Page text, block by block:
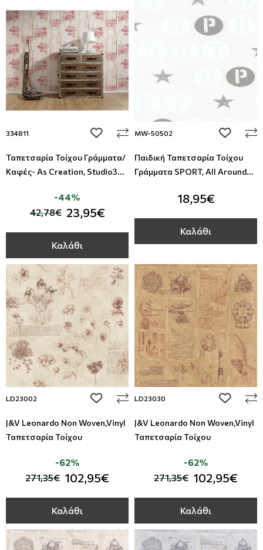
334811 add to wishlist
Ταπετσαρία Τοίχου Γράμματα/
Καφές- As Creation, Studio360
42,78€ 23,95€
-44%
Καλάθι
MW-50502 add to
Παιδική Ταπετσαρία Τοίχου
Γράμματα SPORT, All Around
18,95€
Καλάθι
LD23002 add to wishlist
J&V Leonardo Non Woven,Vinyl
Ταπετσαρία Τοίχου
271,35€ 102,95€
-62%
Καλάθι
LD23030 add to
J&V Leonardo Non Woven,Vinyl
Ταπετσαρία Τοίχου
271,35€ 102,95€
-62%
Καλάθι
Απομίμηση Δέρματος
Απομίμηση Μέταλλο
Απομίμηση Πλακάκια
Απομίμηση Μωσαικό-Ψηφίδα
Απομίμηση Animal Print
Απομίμηση Τεχνοτροπία
Φλοράλ Ρολοκουρτίνες
Ψηφιακή Εκτύπωση σε Ρολοκουρτίνα